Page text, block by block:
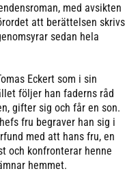
med avsikten
att berättelsen skrivs
sedan hela
Eckert som i sin
följer han faderns råd
gifter sig och får en son.
fru begraver han sig i
med att hans fru, en
och konfronterar henne
hemmet.